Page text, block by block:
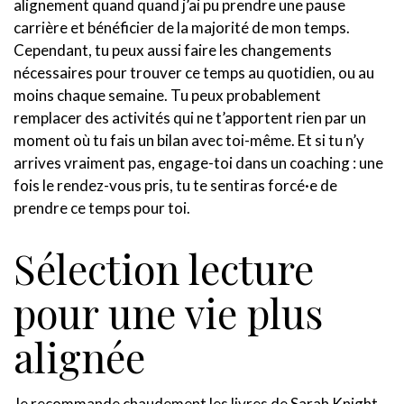
alignement quand quand j’ai pu prendre une pause
carrière et bénéficier de la majorité de mon temps.
Cependant, tu peux aussi faire les changements
nécessaires pour trouver ce temps au quotidien, ou au
moins chaque semaine. Tu peux probablement
remplacer des activités qui ne t’apportent rien par un
moment où tu fais un bilan avec toi-même. Et si tu n’y
arrives vraiment pas, engage-toi dans un coaching : une
fois le rendez-vous pris, tu te sentiras forcé·e de
prendre ce temps pour toi.
Sélection lecture
pour une vie plus
alignée